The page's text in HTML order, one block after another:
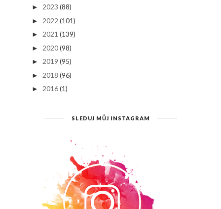
► 2023 (88)
► 2022 (101)
► 2021 (139)
► 2020(98)
► 2019 (95)
► 2018 (96)
► 2016(1)
SLEDUJ MŮJ INSTAGRAM